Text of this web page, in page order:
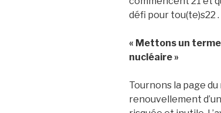
défi pour tou(te)s22 .
« Mettons un
nucléaire »
Tournons la page
renouvellement